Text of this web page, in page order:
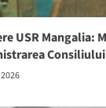
USR Mangalia: